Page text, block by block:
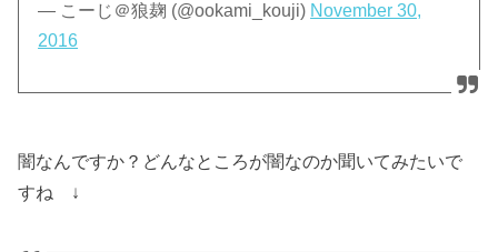
— こーじ＠狼麹 (@ookami_kouji) November 30,
2016
闇なんですか？どんなところが闇なのか聞いてみたいで
すね ↓